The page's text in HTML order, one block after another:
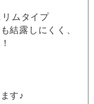
ムタイプ
結露しにくく、
す♪